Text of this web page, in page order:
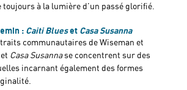
toujours à la lumière d’un passé glorifié.
: Caiti Blueset Casa Susanna
communautaires de Wiseman et
Casa Susannase concentrent sur des
incarnant également des formes